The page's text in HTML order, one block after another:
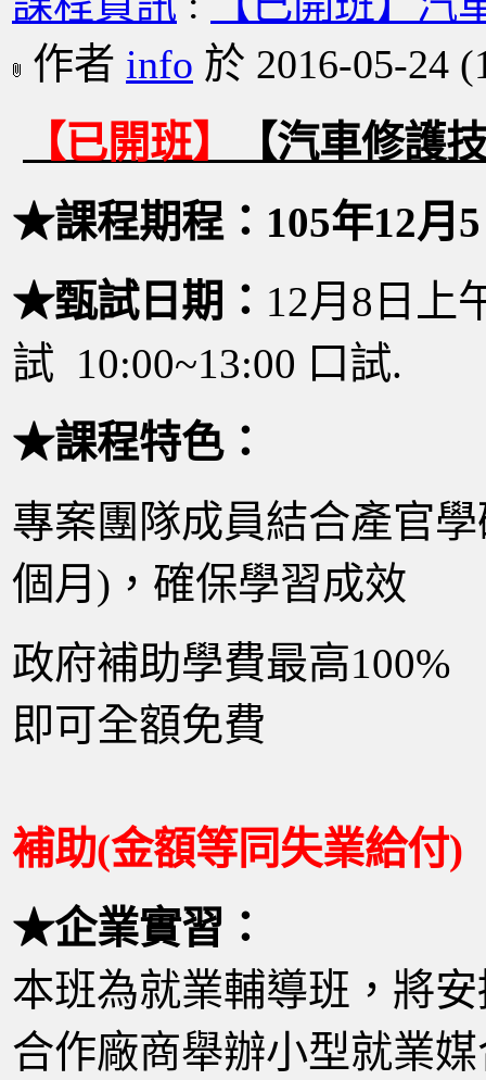
作者 info 於 2016-05-24 (
【已開班】
【汽車修護
★課程期程：105年12月
★甄試日期： 12月8日上
試 10:00~13:00 口試.
★課程特色：
專案團隊成員結合產官
個月)，確保學習成效
政府補助學費最高
即可全額免費
補助(金額等同失業給付)
★企業實習：
本班為就業輔導班，將
合作廠商舉辦小型就業